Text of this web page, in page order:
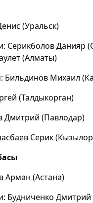
(Уральск)
Серикболов Данияр
(Алматы)
Бильдинов Михаил
(Талдыкорган)
Дмитрий (Павлодар)
Серик
Арман (Астана)
Будниченко